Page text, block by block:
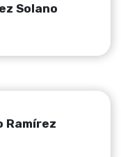
Solano
Ramírez